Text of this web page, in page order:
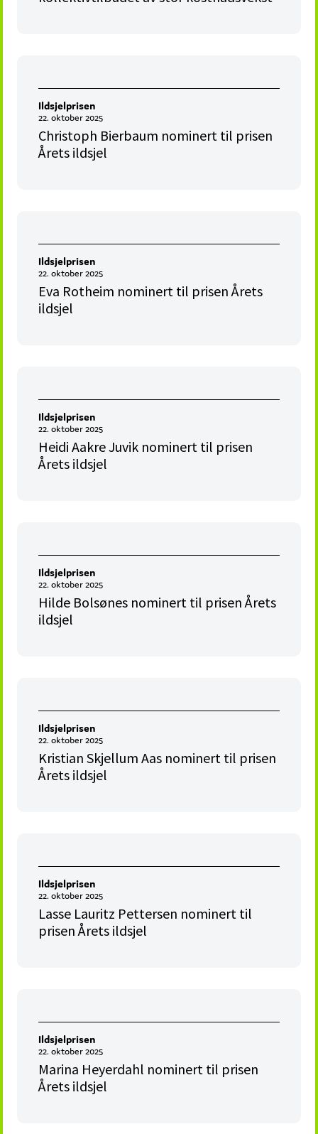
Ildsjelprisen
22. oktober 2025
Christoph Bierbaum nominert til prisen
Årets ildsjel
Ildsjelprisen
22. oktober 2025
Eva Rotheim nominert til prisen Årets
ildsjel
Ildsjelprisen
22. oktober 2025
Heidi Aakre Juvik nominert til prisen
Årets ildsjel
Ildsjelprisen
22. oktober 2025
Hilde Bolsønes nominert til prisen Årets
ildsjel
Ildsjelprisen
22. oktober 2025
Kristian Skjellum Aas nominert til prisen
Årets ildsjel
Ildsjelprisen
22. oktober 2025
Lasse Lauritz Pettersen nominert til
prisen Årets ildsjel
Ildsjelprisen
22. oktober 2025
Marina Heyerdahl nominert til prisen
Årets ildsjel